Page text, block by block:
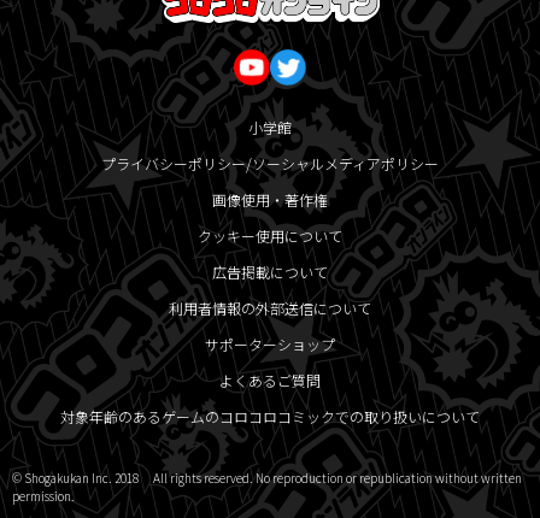
小学館
プライバシーポリシー/ソーシャルメディアポリシー
画像使用・著作権
クッキー使用について
広告掲載について
利用者情報の外部送信について
サポーターショップ
よくあるご質問
対象年齢のあるゲームのコロコロコミックでの取り扱いについて
© Shogakukan Inc. 2018 All rights reserved. No reproduction or republication without written
permission.